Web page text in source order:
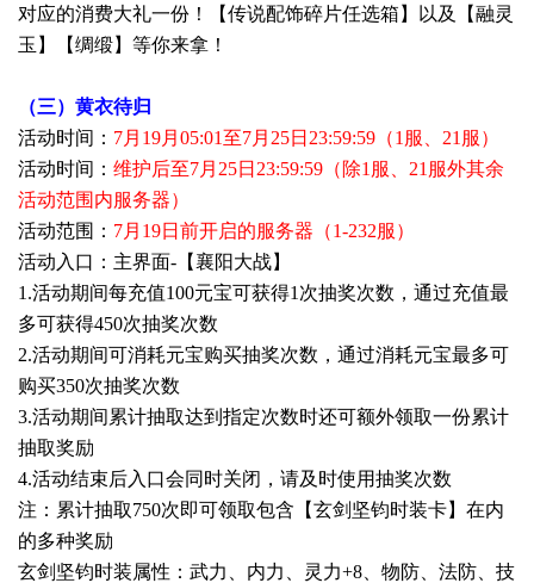
对应的消费大礼一份！【传说配饰碎片任选箱】以及【融灵
玉】【绸缎】等你来拿！
（三）黄衣待归
活动时间： 7月19月05:01至7月25日23:59:59（1服、21服）
活动时间： 维护后至7月25日23:59:59（除1服、21服外其余
活动范围内服务器）
活动范围： 7月19日前开启的服务器（1-232服）
活动入口：主界面-【襄阳大战】
1.活动期间每充值100元宝可获得1次抽奖次数，通过充值最
多可获得450次抽奖次数
2.活动期间可消耗元宝购买抽奖次数，通过消耗元宝最多可
购买350次抽奖次数
3.活动期间累计抽取达到指定次数时还可额外领取一份累计
抽取奖励
4.活动结束后入口会同时关闭，请及时使用抽奖次数
注：累计抽取750次即可领取包含【玄剑坚钧时装卡】在内
的多种奖励
玄剑坚钧时装属性：武力、内力、灵力+8、物防、法防、技